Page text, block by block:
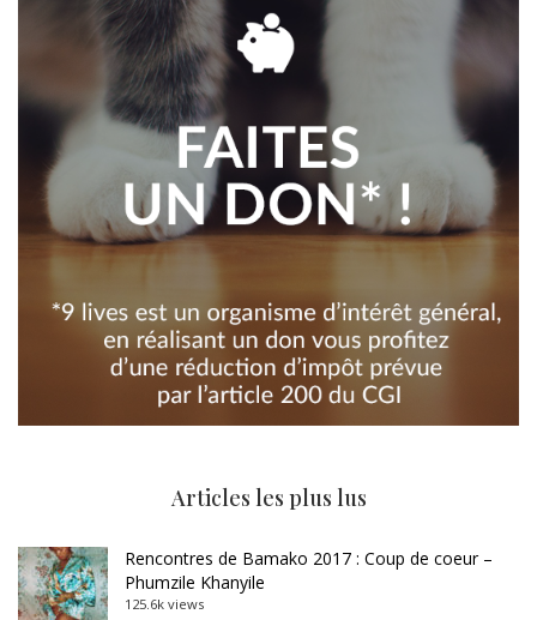
Articles les plus lus
Rencontres de Bamako 2017 : Coup de coeur –
Phumzile Khanyile
125.6k views